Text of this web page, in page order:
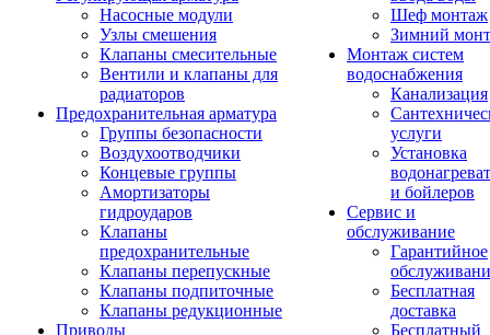
Насосные модули
Узлы смешения
Клапаны смесительные
Вентили и клапаны для
радиаторов
Предохранительная арматура
Группы безопасности
Воздухоотводчики
Концевые группы
Амортизаторы
гидроударов
Клапаны
предохранительные
Клапаны перепускные
Клапаны подпиточные
Клапаны редукционные
Приводы
Шеф монтаж
Зимний
Монтаж систем
водоснабжения
Канализация
услуги
Установка
и бойлеров
Сервис и
обслуживание
Гарантийное
Бесплатная
доставка
Бесплатный